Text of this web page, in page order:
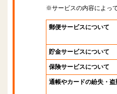
※サービスの内容によっ
郵便サービスについて
貯金サービスについて
保険サービスについて
通帳やカードの紛失・